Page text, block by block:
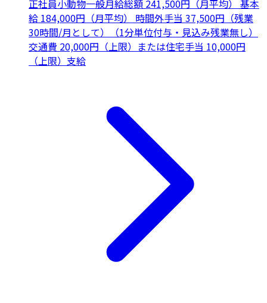
正社員小動物一般月給総額 241,500円（月平均） 基本
給 184,000円（月平均） 時間外手当 37,500円（残業
30時間/月として）（1分単位付与・見込み残業無し）
交通費 20,000円（上限）または住宅手当 10,000円
（上限）支給